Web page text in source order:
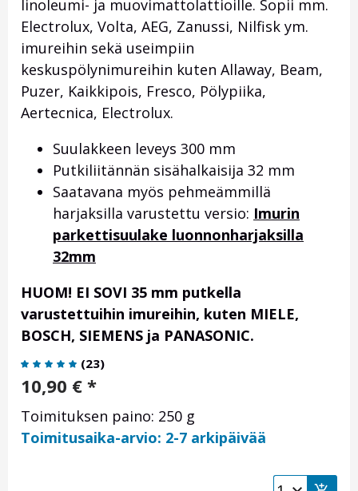
linoleumi- ja muovimattolattioille. Sopii mm.
Electrolux, Volta, AEG, Zanussi, Nilfisk ym.
imureihin sekä useimpiin
keskuspölynimureihin kuten Allaway, Beam,
Puzer, Kaikkipois, Fresco, Pölypiika,
Aertecnica, Electrolux.
Suulakkeen leveys 300 mm
Putkiliitännän sisähalkaisija 32 mm
Saatavana myös pehmeämmillä
harjaksilla varustettu versio: Imurin
parkettisuulake luonnonharjaksilla
32mm
HUOM! EI SOVI 35 mm putkella
varustettuihin imureihin, kuten MIELE,
BOSCH, SIEMENS ja PANASONIC.
(23)
10,90 € *
Toimituksen paino: 250 g
Toimitusaika-arvio: 2-7 arkipäivää